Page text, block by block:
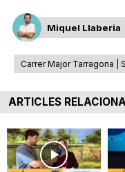
r
a
o
Miquel Llaberia
Carrer Major Tarragona |
ARTICLES